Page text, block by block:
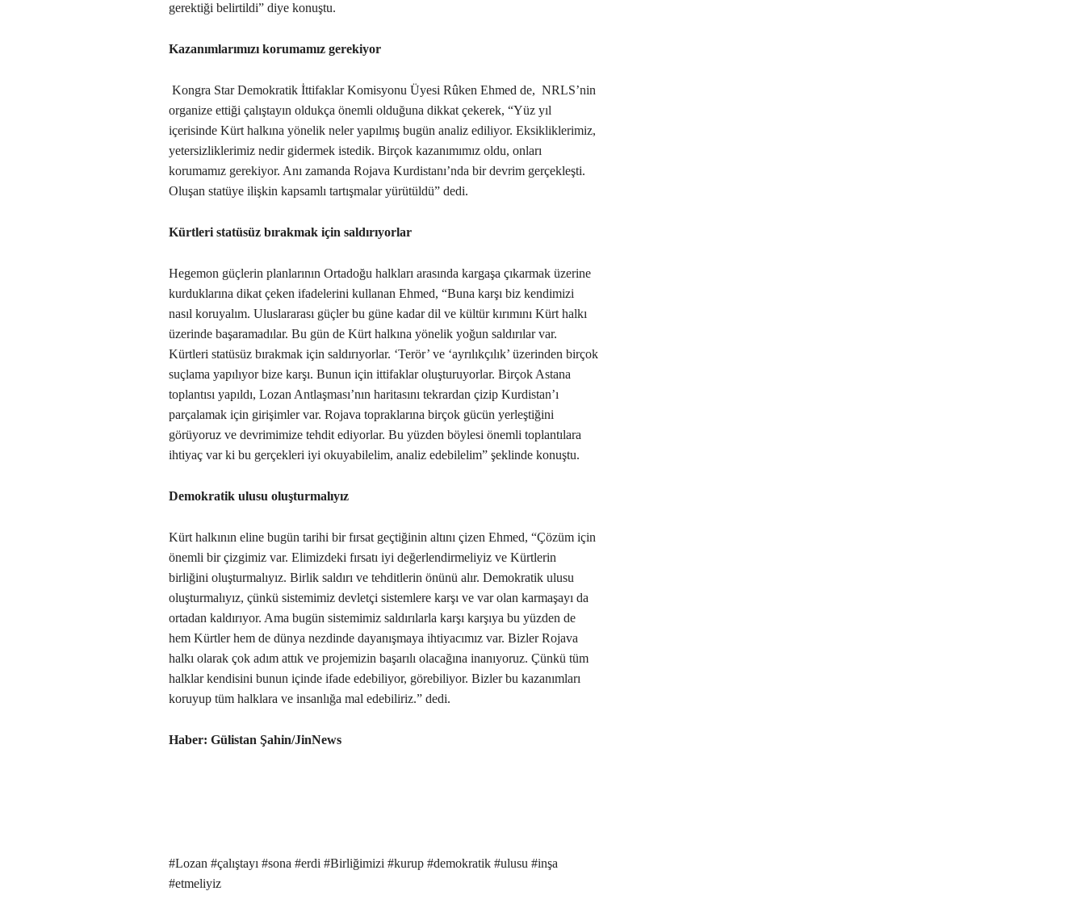
gerektiği belirtildi” diye konuştu.
Kazanımlarımızı korumamız gerekiyor
Kongra Star Demokratik İttifaklar Komisyonu Üyesi Rûken Ehmed de, NRLS’nin
organize ettiği çalıştayın oldukça önemli olduğuna dikkat çekerek, “Yüz yıl
içerisinde Kürt halkına yönelik neler yapılmış bugün analiz ediliyor. Eksikliklerimiz,
yetersizliklerimiz nedir gidermek istedik. Birçok kazanımımız oldu, onları
korumamız gerekiyor. Anı zamanda Rojava Kurdistanı’nda bir devrim gerçekleşti.
Oluşan statüye ilişkin kapsamlı tartışmalar yürütüldü” dedi.
Kürtleri statüsüz bırakmak için saldırıyorlar
Hegemon güçlerin planlarının Ortadoğu halkları arasında kargaşa çıkarmak üzerine
kurduklarına dikat çeken ifadelerini kullanan Ehmed, “Buna karşı biz kendimizi
nasıl koruyalım. Uluslararası güçler bu güne kadar dil ve kültür kırımını Kürt halkı
üzerinde başaramadılar. Bu gün de Kürt halkına yönelik yoğun saldırılar var.
Kürtleri statüsüz bırakmak için saldırıyorlar. ‘Terör’ ve ‘ayrılıkçılık’ üzerinden birçok
suçlama yapılıyor bize karşı. Bunun için ittifaklar oluşturuyorlar. Birçok Astana
toplantısı yapıldı, Lozan Antlaşması’nın haritasını tekrardan çizip Kurdistan’ı
parçalamak için girişimler var. Rojava topraklarına birçok gücün yerleştiğini
görüyoruz ve devrimimize tehdit ediyorlar. Bu yüzden böylesi önemli toplantılara
ihtiyaç var ki bu gerçekleri iyi okuyabilelim, analiz edebilelim” şeklinde konuştu.
Demokratik ulusu oluşturmalıyız
Kürt halkının eline bugün tarihi bir fırsat geçtiğinin altını çizen Ehmed, “Çözüm için
önemli bir çizgimiz var. Elimizdeki fırsatı iyi değerlendirmeliyiz ve Kürtlerin
birliğini oluşturmalıyız. Birlik saldırı ve tehditlerin önünü alır. Demokratik ulusu
oluşturmalıyız, çünkü sistemimiz devletçi sistemlere karşı ve var olan karmaşayı da
ortadan kaldırıyor. Ama bugün sistemimiz saldırılarla karşı karşıya bu yüzden de
hem Kürtler hem de dünya nezdinde dayanışmaya ihtiyacımız var. Bizler Rojava
halkı olarak çok adım attık ve projemizin başarılı olacağına inanıyoruz. Çünkü tüm
halklar kendisini bunun içinde ifade edebiliyor, görebiliyor. Bizler bu kazanımları
koruyup tüm halklara ve insanlığa mal edebiliriz.” dedi.
Haber: Gülistan Şahin/JinNews
#Lozan #çalıştayı #sona #erdi #Birliğimizi #kurup #demokratik #ulusu #inşa
#etmeliyiz